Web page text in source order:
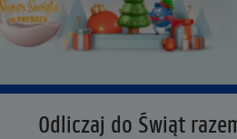
Odliczaj do Świąt